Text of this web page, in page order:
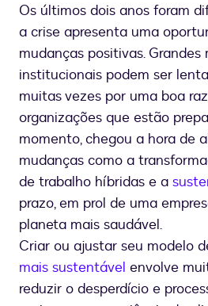
Os últimos dois anos foram
a crise apresenta uma
mudanças positivas. Grandes
institucionais podem ser
muitas vezes por uma boa
organizações que estão
momento, chegou a hora de
mudanças como a
de trabalho híbridas e a
prazo, em prol de uma
planeta mais saudável.
Criar ou ajustar seu modelo
mais sustentável envolve
reduzir o desperdício e